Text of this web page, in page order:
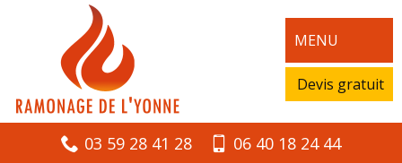
MENU
Devis gratuit
03 59 28 41 28 06 40 18 24 44